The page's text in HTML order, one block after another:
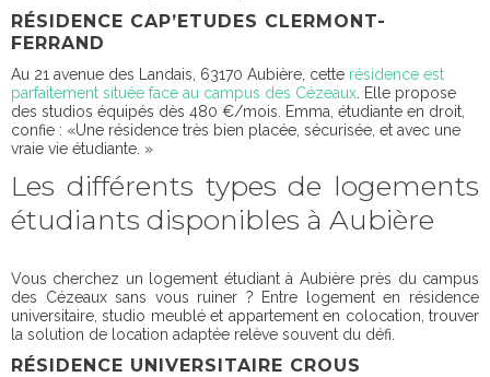
RÉSIDENCE CAP’ETUDES CLERMONT-
FERRAND
Au 21 avenue des Landais, 63170 Aubière, cette résidence est
parfaitement située face au campus des Cézeaux . Elle propose
des studios équipés dès 480 €/mois.
Emma, étudiante en droit,
confie : «Une résidence très bien placée, sécurisée, et avec une
vraie vie étudiante. »
Les différents types de logements
étudiants disponibles à Aubière
Vous cherchez un logement étudiant à Aubière près du campus
des Cézeaux sans vous ruiner ? Entre logement en résidence
universitaire, studio meublé et appartement en colocation, trouver
la solution de location adaptée relève souvent du défi.
RÉSIDENCE UNIVERSITAIRE CROUS